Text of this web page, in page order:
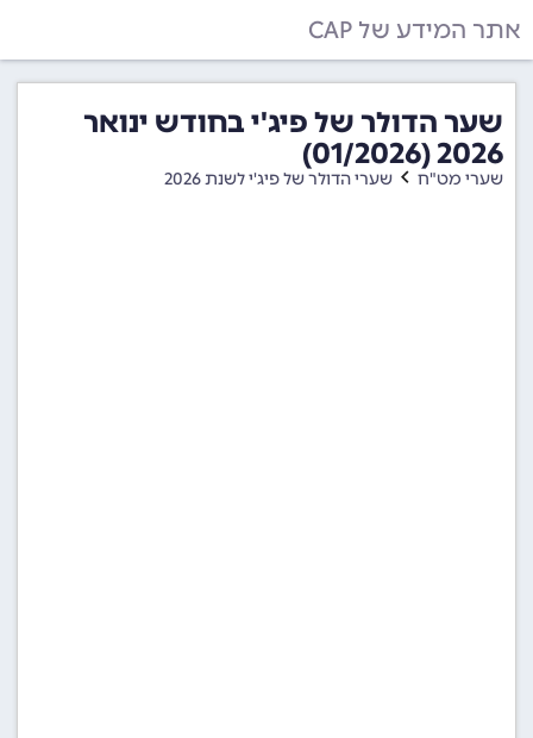
אתר המידע של CAP
שער הדולר של פיג'י בחודש ינואר
2026 (01/2026)
שערי מט"ח שערי הדולר של פיג'י לשנת 2026